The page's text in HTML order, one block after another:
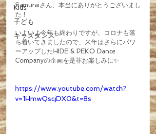
Kids
子ども
キッズダンス
Samuraiさん、本当にありがとうございまし
た！
いよいよ今年も終わりですが、コロナも落
ち着いてきましたので、来年はさらにパワ
ーアップしたHIDE & PEKO Dance
Companyの企画を是非お楽しみに✨
https://www.youtube.com/watch?
v=1HmwQscjDX0&t=8s